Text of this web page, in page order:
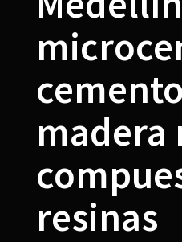
madera
resinas